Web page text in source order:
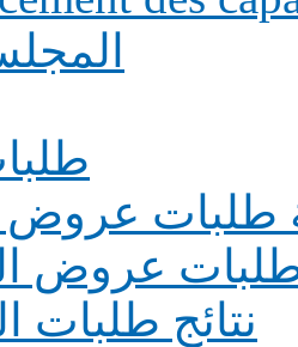
طلبات عروض
طلبات عروض
نتائج طلبات